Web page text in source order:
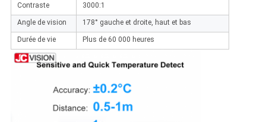
Contraste 3000:1
Angle de vision 178° gauche et droite, haut et bas
Durée de vie Plus de 60 000 heures